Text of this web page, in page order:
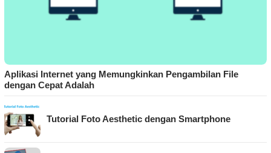
Aplikasi Internet yang Memungkinkan Pengambilan File
dengan Cepat Adalah
Tutorial Foto Aesthetic dengan Smartphone